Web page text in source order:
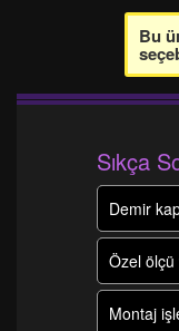
Bu
Sıkça
Demir
Özel ölçü
Montaj